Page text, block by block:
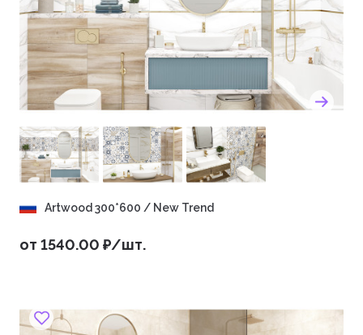
Artwood 300*600 / New Trend
от 1540.00 ₽/шт.